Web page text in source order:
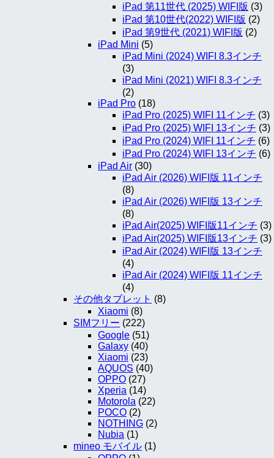
iPad 第11世代 (2025) WIFI版 (3)
iPad 第10世代(2022) WIFI版 (2)
iPad 第9世代 (2021) WIFI版 (2)
iPad Mini (5)
iPad Mini (2024) WIFI 8.3インチ
(3)
iPad Mini (2021) WIFI 8.3インチ
(2)
iPad Pro (18)
iPad Pro (2025) WIFI 11インチ (3)
iPad Pro (2025) WIFI 13インチ (3)
iPad Pro (2024) WIFI 11インチ (6)
iPad Pro (2024) WIFI 13インチ (6)
iPad Air (30)
iPad Air (2026) WIFI版 11インチ
(8)
iPad Air (2026) WIFI版 13インチ
(8)
iPad Air(2025) WIFI版11インチ (3)
iPad Air(2025) WIFI版13インチ (3)
iPad Air (2024) WIFI版 13インチ
(4)
iPad Air (2024) WIFI版 11インチ
(4)
その他タブレット (8)
Xiaomi (8)
SIMフリー (222)
Google (51)
Galaxy (40)
Xiaomi (23)
AQUOS (40)
OPPO (27)
Xperia (14)
Motorola (22)
POCO (2)
NOTHING (2)
Nubia (1)
mineo モバイル (1)